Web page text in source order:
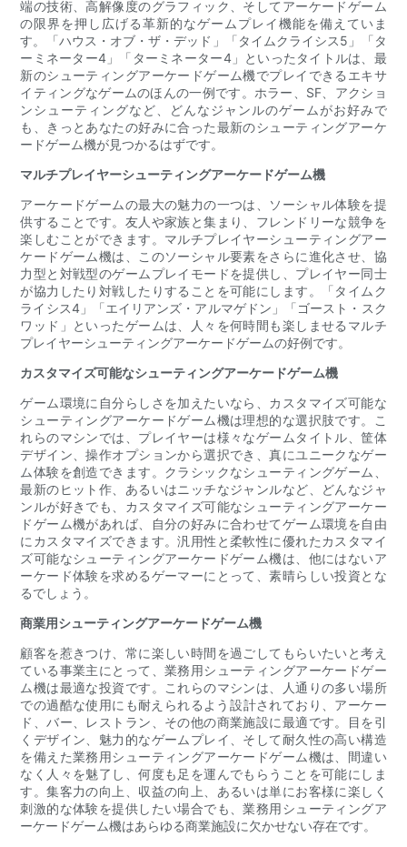
端の技術、高解像度のグラフィック、そしてアーケードゲーム
の限界を押し広げる革新的なゲームプレイ機能を備えていま
す。「ハウス・オブ・ザ・デッド」「タイムクライシス5」「タ
ーミネーター4」「ターミネーター4」といったタイトルは、最
新のシューティングアーケードゲーム機でプレイできるエキサ
イティングなゲームのほんの一例です。ホラー、SF、アクショ
ンシューティングなど、どんなジャンルのゲームがお好みで
も、きっとあなたの好みに合った最新のシューティングアーケ
ードゲーム機が見つかるはずです。
マルチプレイヤーシューティングアーケードゲーム機
アーケードゲームの最大の魅力の一つは、ソーシャル体験を提
供することです。友人や家族と集まり、フレンドリーな競争を
楽しむことができます。マルチプレイヤーシューティングアー
ケードゲーム機は、このソーシャル要素をさらに進化させ、協
力型と対戦型のゲームプレイモードを提供し、プレイヤー同士
が協力したり対戦したりすることを可能にします。「タイムク
ライシス4」「エイリアンズ・アルマゲドン」「ゴースト・スク
ワッド」といったゲームは、人々を何時間も楽しませるマルチ
プレイヤーシューティングアーケードゲームの好例です。
カスタマイズ可能なシューティングアーケードゲーム機
ゲーム環境に自分らしさを加えたいなら、カスタマイズ可能な
シューティングアーケードゲーム機は理想的な選択肢です。こ
れらのマシンでは、プレイヤーは様々なゲームタイトル、筐体
デザイン、操作オプションから選択でき、真にユニークなゲー
ム体験を創造できます。クラシックなシューティングゲーム、
最新のヒット作、あるいはニッチなジャンルなど、どんなジャ
ンルが好きでも、カスタマイズ可能なシューティングアーケー
ドゲーム機があれば、自分の好みに合わせてゲーム環境を自由
にカスタマイズできます。汎用性と柔軟性に優れたカスタマイ
ズ可能なシューティングアーケードゲーム機は、他にはないア
ーケード体験を求めるゲーマーにとって、素晴らしい投資とな
るでしょう。
商業用シューティングアーケードゲーム機
顧客を惹きつけ、常に楽しい時間を過ごしてもらいたいと考え
ている事業主にとって、業務用シューティングアーケードゲー
ム機は最適な投資です。これらのマシンは、人通りの多い場所
での過酷な使用にも耐えられるよう設​​計されており、アーケー
ド、バー、レストラン、その他の商業施設に最適です。目を引
くデザイン、魅力的なゲームプレイ、そして耐久性の高い構造
を備えた業務用シューティングアーケードゲーム機は、間違い
なく人々を魅了し、何度も足を運んでもらうことを可能にしま
す。集客力の向上、収益の向上、あるいは単にお客様に楽しく
刺激的な体験を提供したい場合でも、業務用シューティングア
ーケードゲーム機はあらゆる商業施設に欠かせない存在です。